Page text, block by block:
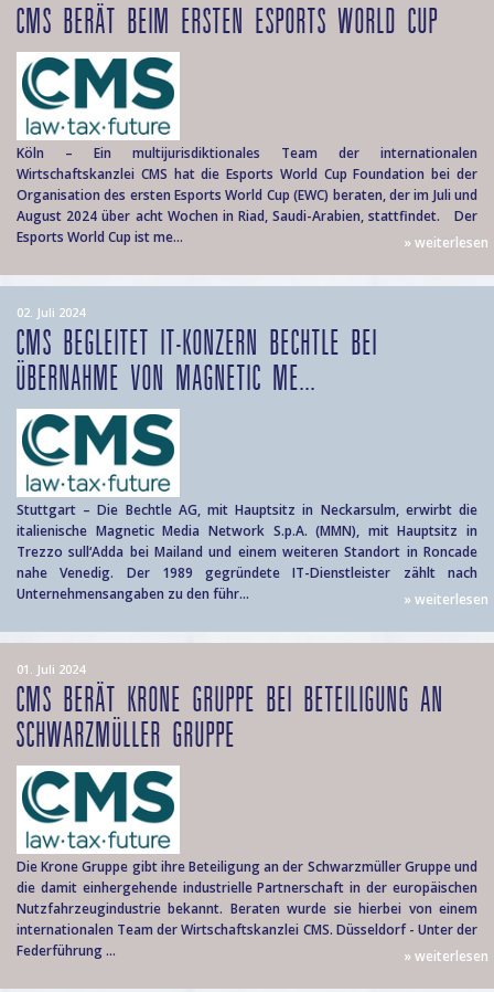
CMS BERÄT BEIM ERSTEN ESPORTS WORLD CUP
Köln – Ein multijurisdiktionales Team der internationalen
Wirtschaftskanzlei CMS hat die Esports World Cup Foundation bei der
Organisation des ersten Esports World Cup (EWC) beraten, der im Juli und
August 2024 über acht Wochen in Riad, Saudi-Arabien, stattfindet. Der
Esports World Cup ist me...
» weiterlesen
02. Juli 2024
CMS BEGLEITET IT-KONZERN BECHTLE BEI
ÜBERNAHME VON MAGNETIC ME...
Stuttgart – Die Bechtle AG, mit Hauptsitz in Neckarsulm, erwirbt die
italienische Magnetic Media Network S.p.A. (MMN), mit Hauptsitz in
Trezzo sull‘Adda bei Mailand und einem weiteren Standort in Roncade
nahe Venedig. Der 1989 gegründete IT-Dienstleister zählt nach
Unternehmensangaben zu den führ...
» weiterlesen
01. Juli 2024
CMS BERÄT KRONE GRUPPE BEI BETEILIGUNG AN
SCHWARZMÜLLER GRUPPE
Die Krone Gruppe gibt ihre Beteiligung an der Schwarzmüller Gruppe und
die damit einhergehende industrielle Partnerschaft in der europäischen
Nutzfahrzeugindustrie bekannt. Beraten wurde sie hierbei von einem
internationalen Team der Wirtschaftskanzlei CMS. Düsseldorf - Unter der
Federführung ...
» weiterlesen